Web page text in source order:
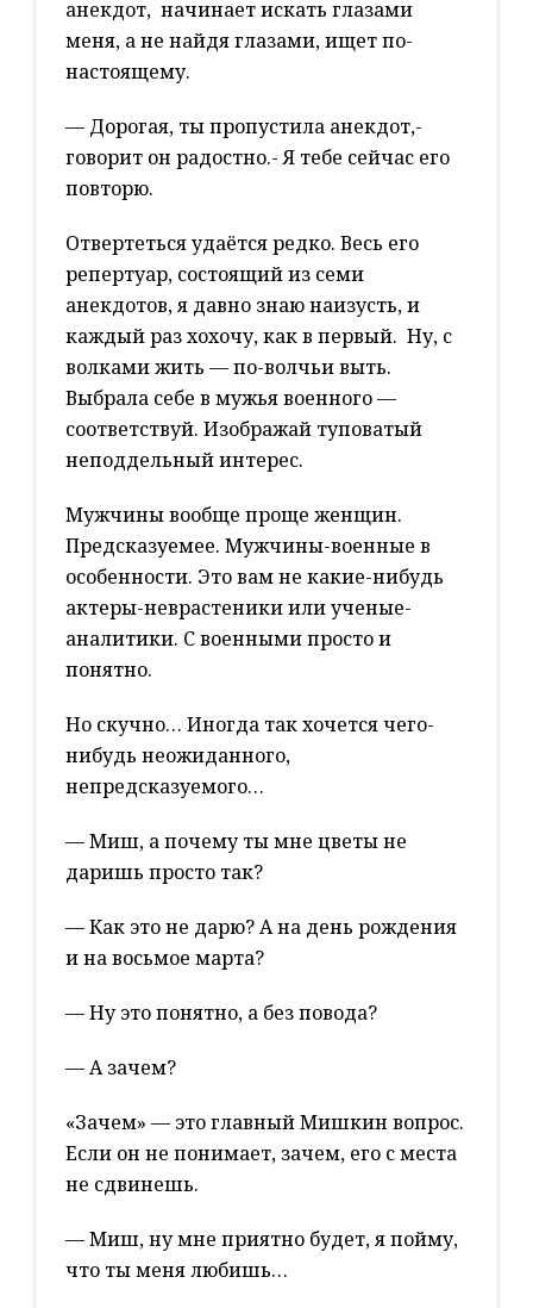
анекдот, начинает искать глазами
меня, а не найдя глазами, ищет по-
настоящему.
— Дорогая, ты пропустила анекдот,-
говорит он радостно.- Я тебе сейчас его
повторю.
Отвертеться удаётся редко. Весь его
репертуар, состоящий из семи
анекдотов, я давно знаю наизусть, и
каждый раз хохочу, как в первый. Ну, с
волками жить — по-волчьи выть.
Выбрала себе в мужья военного —
соответствуй. Изображай туповатый
неподдельный интерес.
Мужчины вообще проще женщин.
Предсказуемее. Мужчины-военные в
особенности. Это вам не какие-нибудь
актеры-неврастеники или ученые-
аналитики. С военными просто и
понятно.
Но скучно… Иногда так хочется чего-
нибудь неожиданного,
непредсказуемого…
— Миш, а почему ты мне цветы не
даришь просто так?
— Как это не дарю? А на день рождения
и на восьмое марта?
— Ну это понятно, а без повода?
— А зачем?
«Зачем» — это главный Мишкин вопрос.
Если он не понимает, зачем, его с места
не сдвинешь.
— Миш, ну мне приятно будет, я пойму,
что ты меня любишь…